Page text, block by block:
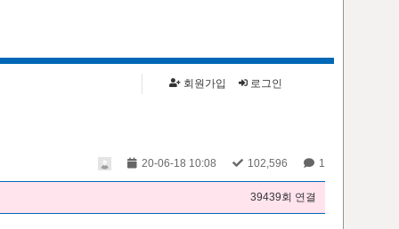
카톡으로 대란 알림 받으세요!
회원가입 로그인
20-06-18 10:08 102,596 1
39439회 연결